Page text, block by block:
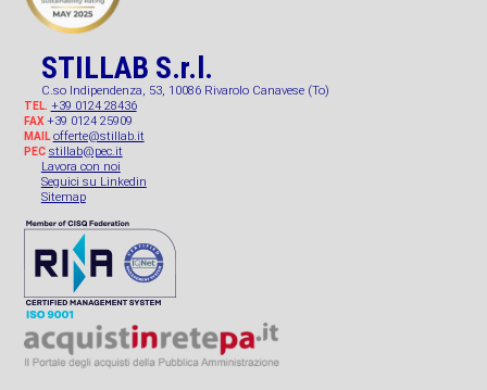
STILLAB S.r.l.
C.so Indipendenza, 53, 10086 Rivarolo Canavese (To)
TEL. +39 0124 28436
FAX+39 0124 25909
MAIL offerte@stillab.it
PEC stillab@pec.it
Lavora con noi
Seguici su Linkedin
Sitemap